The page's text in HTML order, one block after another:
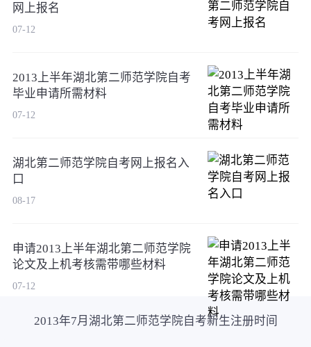
网上报名
07-12
2013上半年湖北第二师范学院自考
毕业申请所需材料
07-12
湖北第二师范学院自考网上报名入
口
08-17
申请2013上半年湖北第二师范学院
论文及上机考核需带哪些材料
07-12
2013年7月湖北第二师范学院自考新生注册时间